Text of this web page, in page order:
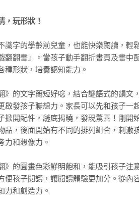
，玩形狀！
識字的學齡前兒童，也能快樂閱讀，輕
翻翻書」。當孩子動手翻折書頁及書中
種形狀，培養認知能力。
》的文字簡短好唸，結合謎語式的韻文
啟發孩子聯想力。家長可以先和孩子一
掀開配件，謎底揭曉，發現驚喜！剛開
品，後面開始有不同的排列組合，刺激
力和想像力。
》的圖畫色彩鮮明飽和，能吸引孩子
便孩子閱讀，讓閱讀體驗更加分。從內
力和創造力。